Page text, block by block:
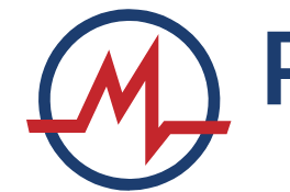
Pular para o conteúdo